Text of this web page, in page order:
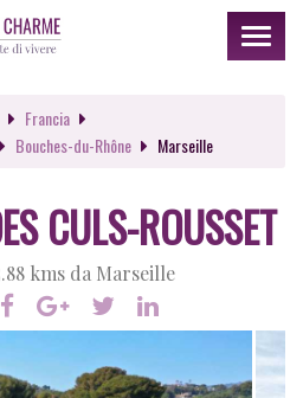
Toggle
Francia
Bouches-du-Rhône Marseille
CULS-ROUSSET
kms da Marseille